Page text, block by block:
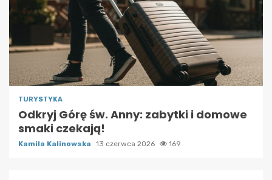
TURYSTYKA
Odkryj Górę św. Anny: zabytki i domowe
smaki czekają!
Kamila Kalinowska 13 czerwca 2026 169